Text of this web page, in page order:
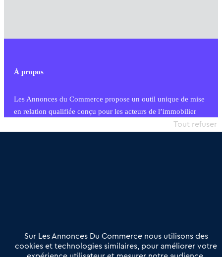
À propos
Les Annonces du Commerce propose un outil unique de mise
en relation qualifiée conçu pour les acteurs de l’immobilier
commercial et les collectivités territoriales, simple et intégrant
Offres Pro
Actualités
Qui sommes nous ?
Sur Les Annonces Du Commerce nous utilisons des
cookies et technologies similaires, pour améliorer votre
Tout refuser